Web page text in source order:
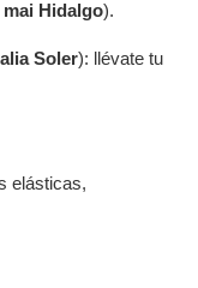
mai Hidalgo).
Soler): llévate tu
elásticas,